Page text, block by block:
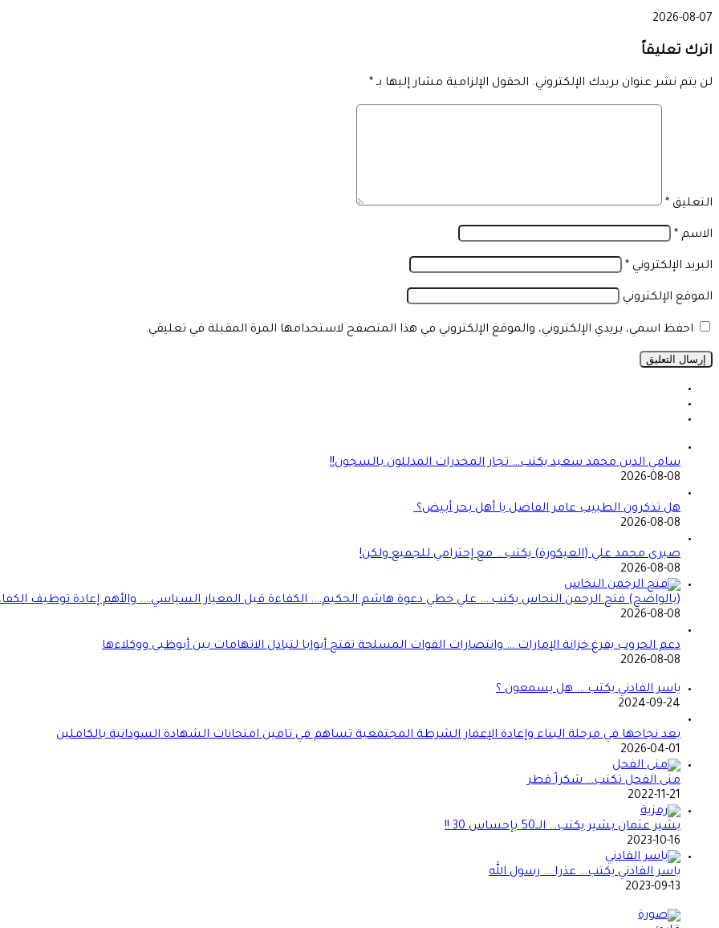
2026-08-07
اترك تعليقاً
لن يتم نشر عنوان بريدك الإلكتروني. الحقول الإلزامية مشار إليها بـ *
التعليق *
الاسم *
البريد الإلكتروني *
الموقع الإلكتروني
احفظ اسمي، بريدي الإلكتروني، والموقع الإلكتروني في هذا المتصفح لاستخدامها المرة المقبلة في تعليقي.
سامي الدين محمد سعيد يكتب… تجار المخدرات المدللون بالسجون!!
2026-08-08
هل تذكرون الطبيب عامر الفاضل يا أهل بحر أبيض؟
2026-08-08
صبرى محمد علي (العيكورة) يكتب… مع إحترامي للجميع ولكن!
2026-08-08
(بالواضح) فتح الرحمن النحاس يكتب…. علي خطي دعوة هاشم الحكيم…. الكفاءة قبل المعيار السياسي…. والأهم إعادة توظيف
2026-08-08
دعم الحروب يفرغ خزانة الإمارات … وانتصارات القوات المسلحة تفتح أبوابا لتبادل الاتهامات بين أبوظبي ووكلاءها
2026-08-08
ياسر الفادني يكتب…. هل يسمعون ؟
2024-09-24
بعد نجاحها في مرحلة البناء وإعادة الإعمار الشرطة المجتمعية تساهم في تامين امتحانات الشهادة السودانية بالكاملين
2026-04-01
منى الفحل تكتب… شكراً قطر
2022-11-21
بشير عثمان بشير يكتب… الــ50 بإحساس 30 !!
2023-10-16
ياسر الفادني يكتب… عذرا … رسول الله
2023-09-13